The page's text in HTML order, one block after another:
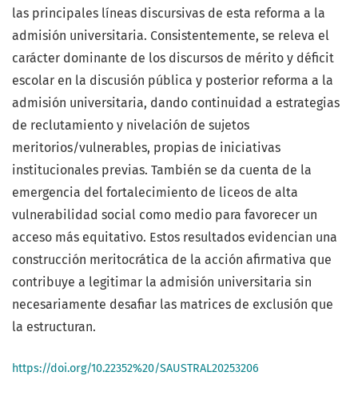
las principales líneas discursivas de esta reforma a la
admisión universitaria. Consistentemente, se releva el
carácter dominante de los discursos de mérito y déficit
escolar en la discusión pública y posterior reforma a la
admisión universitaria, dando continuidad a estrategias
de reclutamiento y nivelación de sujetos
meritorios/vulnerables, propias de iniciativas
institucionales previas. También se da cuenta de la
emergencia del fortalecimiento de liceos de alta
vulnerabilidad social como medio para favorecer un
acceso más equitativo. Estos resultados evidencian una
construcción meritocrática de la acción afirmativa que
contribuye a legitimar la admisión universitaria sin
necesariamente desafiar las matrices de exclusión que
la estructuran.
https://doi.org/10.22352%20/SAUSTRAL20253206